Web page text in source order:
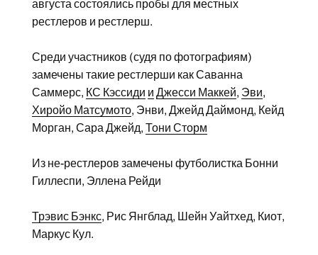
августа состоялись пробы для местных
рестлеров и рестлерш.
Среди участников (судя по фотографиям)
замечены такие рестлерши как Саванна
Саммерс, КС Кэссиди и Джесси Маккей, Эви,
Хиройо Матсумото, Энви, Джейд Даймонд, Кейд
Морган, Сара Джейд, Тони Сторм
Из не-рестлеров замечены футболистка Бонни
Гиллеспи, Эллена Рейди
Трэвис Бэнкс, Рис Янгблад, Шейн Уайтхед, Киот,
Маркус Кул.